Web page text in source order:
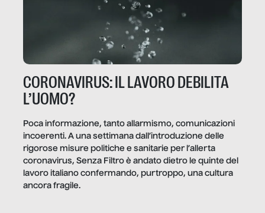
CORONAVIRUS: IL LAVORO DEBILITA
L’UOMO?
Poca informazione, tanto allarmismo, comunicazioni
incoerenti. A una settimana dall’introduzione delle
rigorose misure politiche e sanitarie per l’allerta
coronavirus, Senza Filtro è andato dietro le quinte del
lavoro italiano confermando, purtroppo, una cultura
ancora fragile.